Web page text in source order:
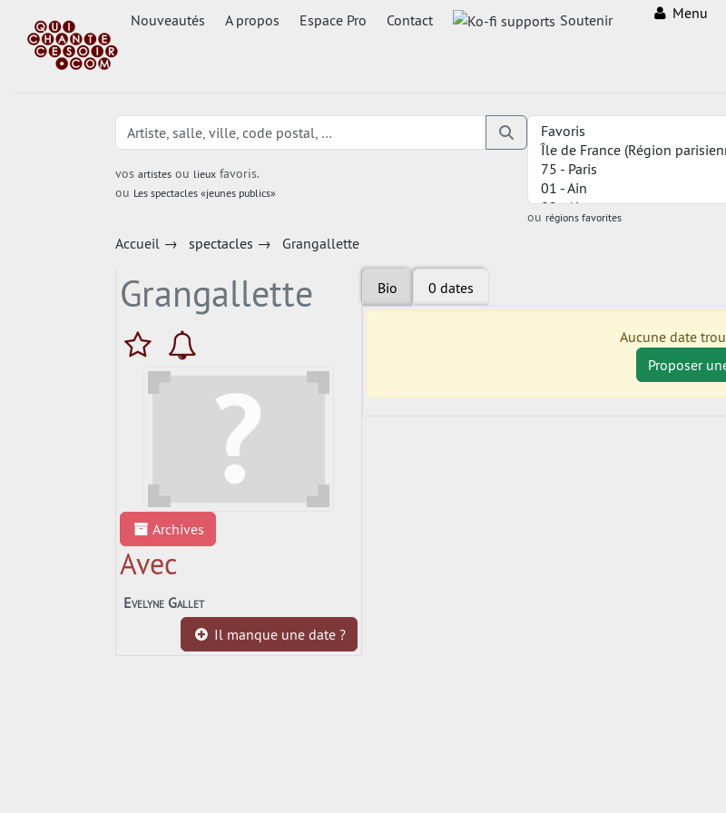
Nouveautés A propos Espace Pro Contact Soutenir Menu
vos artistesou lieuxfavoris.
ou Les spectacles «jeunes publics»
ou régions favorites
Accueil→ spectacles → Grangallette
Grangallette
Archives
Avec
Evelyne Gallet
Il manque une date ?
Bio 0 dates
Aucune date
Proposer